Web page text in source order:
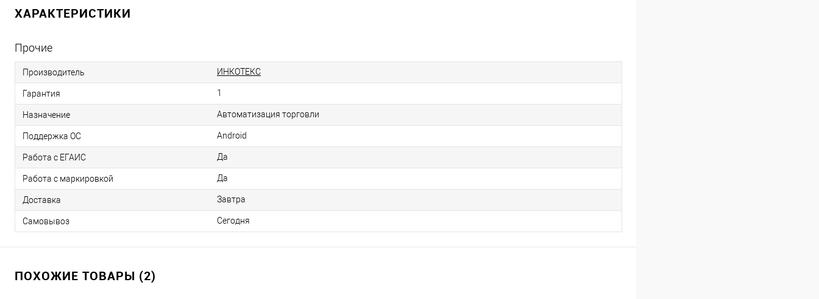
ХАРАКТЕРИСТИКИ
Прочие
Производитель ИНКОТЕКС
Гарантия 1
Назначение Автоматизация торговли
Поддержка ОС Android
Работа с ЕГАИС Да
Работа с маркировкой Да
Доставка Завтра
Самовывоз Сегодня
ПОХОЖИЕ ТОВАРЫ (2)